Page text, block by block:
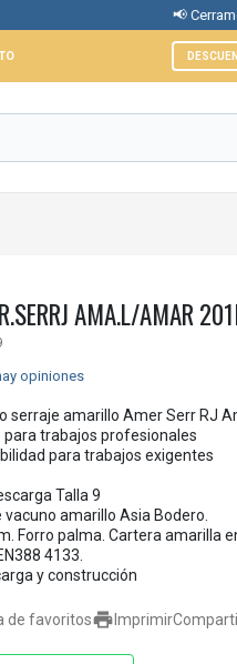
📢 Cerramos del17
AMA.L/AMAR
opiniones
serraje amarillo Amer Serr RJ
trabajos profesionales
para trabajos exigentes
Talla 9
amarillo Asia Bodero.
Forro palma. Cartera amarilla
4133.
y construcción
 Imprimir
de favoritos